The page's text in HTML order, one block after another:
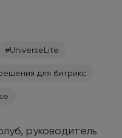
#UniverseLite
для битрикс
руководитель